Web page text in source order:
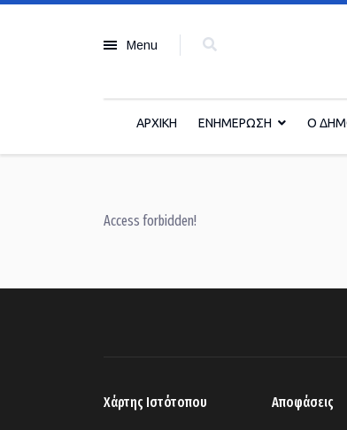
Menu
ΑΡΧΙΚΗ ΕΝΗΜΕΡΩΣΗ Ο
Access forbidden!
Χάρτης Ιστότοπου Αποφάσεις